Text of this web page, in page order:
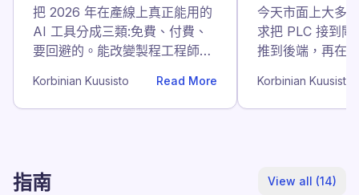
把 2026 年在產線上真正能用的
AI 工具分成三類:免費、付費、
要回避的。能改變製程工程師週
Korbinian Kuusisto Read More
今天市面上大多
求把 PLC 接到閘
推到後端，再在
合團隊有耐心時
五就要看到本班
Korbinian Kuusisto
指南 View all (14)